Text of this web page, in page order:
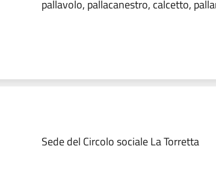
pallavolo, pallacanestro, calcetto,
Sede del Circolo sociale La Torretta